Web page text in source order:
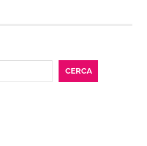
CERCA